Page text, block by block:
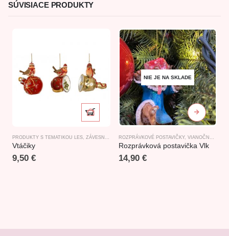
SÚVISIACE PRODUKTY
PRODUKTY S TEMATIKOU LES, ZÁVESNÉ DEKORÁCIE ,ZVIERATKÁ
Vtáčiky
9,50 €
NIE JE NA SKLADE
ROZPRÁVKOVÉ POSTAVIČKY, VIANOČNE FIGÚRKY
Rozprávková postavička Vlk
14,90 €